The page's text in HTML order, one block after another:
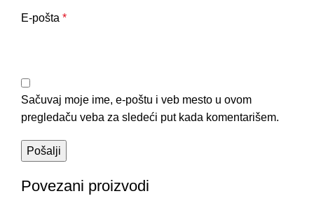
E-pošta *
Sačuvaj moje ime, e-poštu i veb mesto u ovom
pregledaču veba za sledeći put kada komentarišem.
Povezani proizvodi